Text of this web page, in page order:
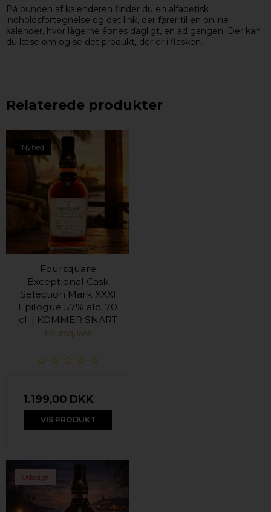
På bunden af kalenderen finder du en alfabetisk
indholdsfortegnelse og det link, der fører til en online
kalender, hvor lågerne åbnes dagligt, en ad gangen. Der kan
du læse om og se det produkt, der er i flasken.
Relaterede produkter
Nyhed
Foursquare
Exceptional Cask
Selection Mark XXXI
Epilogue 57% alc. 70
cl. | KOMMER SNART
Foursquare
1.199,00 DKK
VIS PRODUKT
Udsolgt